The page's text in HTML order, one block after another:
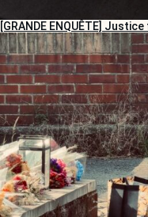
[GRANDE ENQUÊTE]